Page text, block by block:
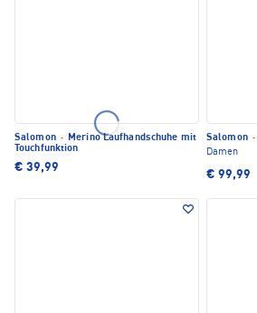
Salomon · Merino Laufhandschuhe mit
Touchfunktion
€ 39,99
Salomon ·
Damen
€ 99,99